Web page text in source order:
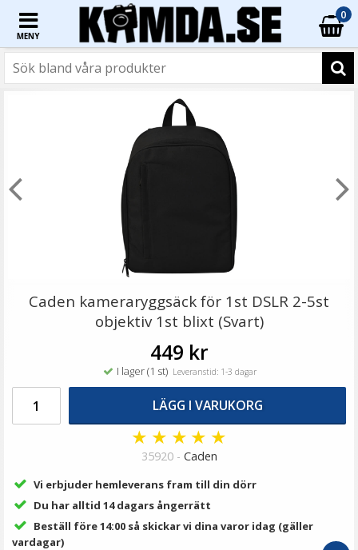
MENY
0
JJC Motljusskydd motsvarar Canon EW-73B
119 kr
LÄGG I VARUKORG
Caden kameraryggsäck för 1st DSLR 2-5st
objektiv 1st blixt (Svart)
449 kr
I lager (1 st) Leveranstid: 1-3 dagar
LÄGG I VARUKORG
★ ★ ★ ★ ★
35920 - Caden
Vi erbjuder hemleverans fram till din dörr
Du har alltid 14 dagars ångerrätt
Beställ före 14:00 så skickar vi dina varor idag (gäller
vardagar)